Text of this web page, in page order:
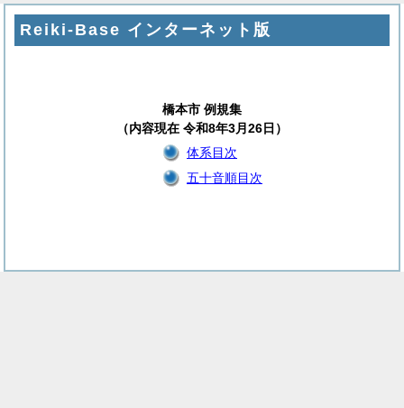
Reiki-Base インターネット版
橋本市 例規集
（内容現在 令和8年3月26日）
体系目次
五十音順目次